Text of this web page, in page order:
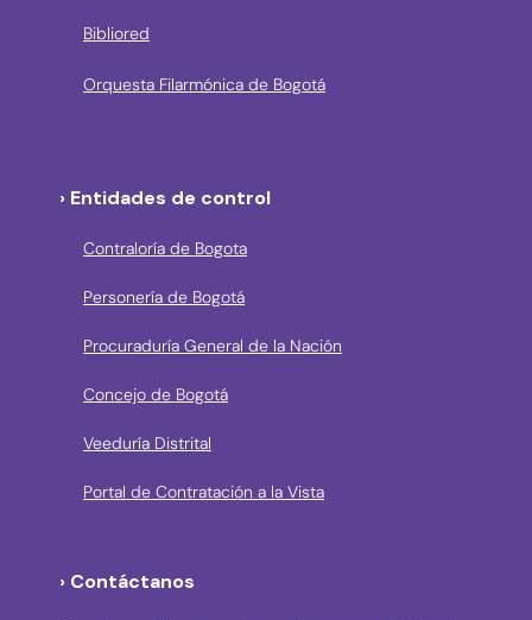
Bibliored
Orquesta Filarmónica de Bogotá
› Entidades de control
Contraloría de Bogota
Personería de Bogotá
Procuraduría General de la Nación
Concejo de Bogotá
Veeduría Distrital
Portal de Contratación a la Vista
› Contáctanos